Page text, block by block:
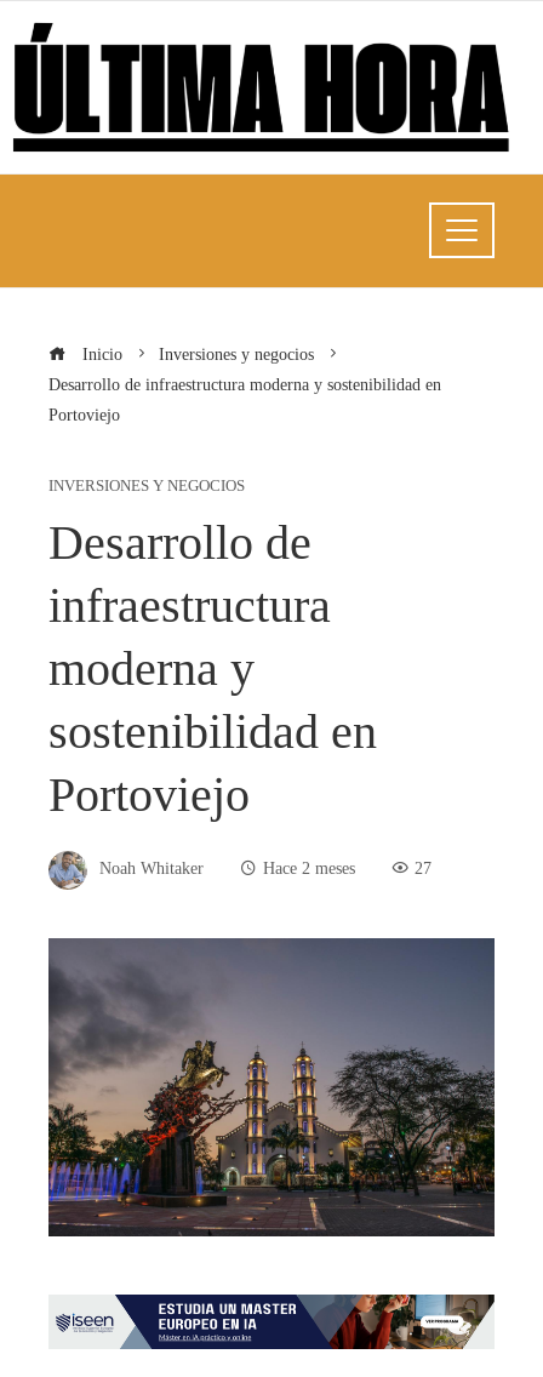
Inicio
Inversiones y negocios
Desarrollo de infraestructura moderna y sostenibilidad en
Portoviejo
INVERSIONES Y NEGOCIOS
Desarrollo de
infraestructura
moderna y
sostenibilidad en
Portoviejo
Noah Whitaker Hace 2 meses 27